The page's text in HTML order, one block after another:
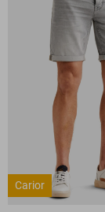
Carior